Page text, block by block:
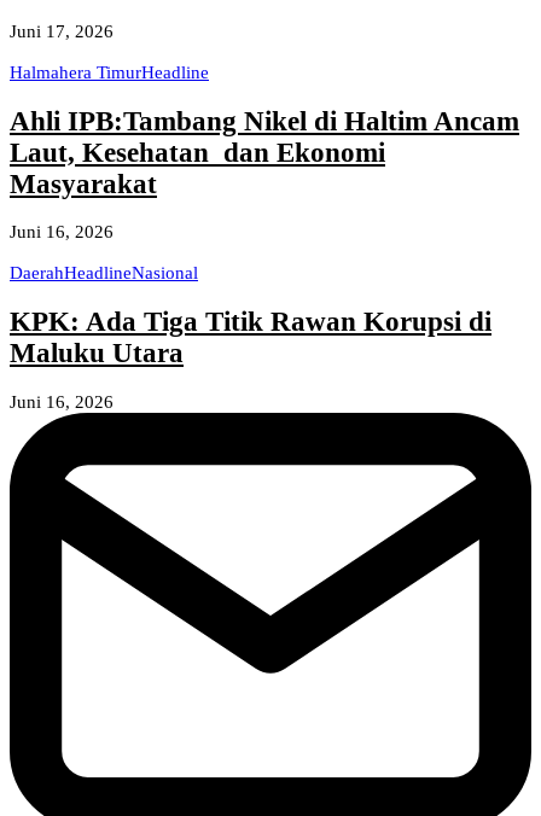
Juni 17, 2026
Halmahera TimurHeadline
Ahli IPB:Tambang Nikel di Haltim Ancam
Laut, Kesehatan dan Ekonomi
Masyarakat
Juni 16, 2026
DaerahHeadlineNasional
KPK: Ada Tiga Titik Rawan Korupsi di
Maluku Utara
Juni 16, 2026